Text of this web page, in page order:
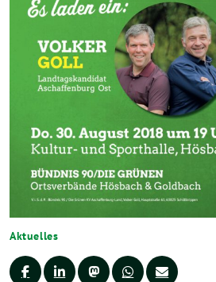
Aktuelles